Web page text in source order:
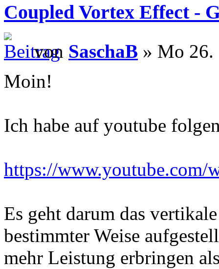
Coupled Vortex Effect -
von SaschaB » Mo 26.
Moin!
Ich habe auf youtube
https://www.youtube.com/
Es geht darum das
bestimmter Weise
mehr Leistung erbringen